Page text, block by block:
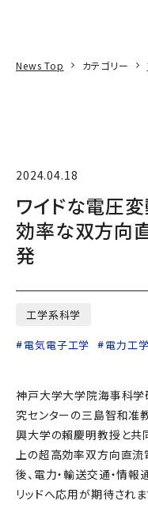
News Top カテゴリー
2024.04.18
ワイドな電圧
効率な双方向
発
工学系科学
電気電子工学
電力工学
神戸大学大学院海事科学
究センターの三島智和准
興大学の賴慶明教授と
上の超高効率双方向直流
後、電力・輸送交通・情
リッドへ応用が期待されま